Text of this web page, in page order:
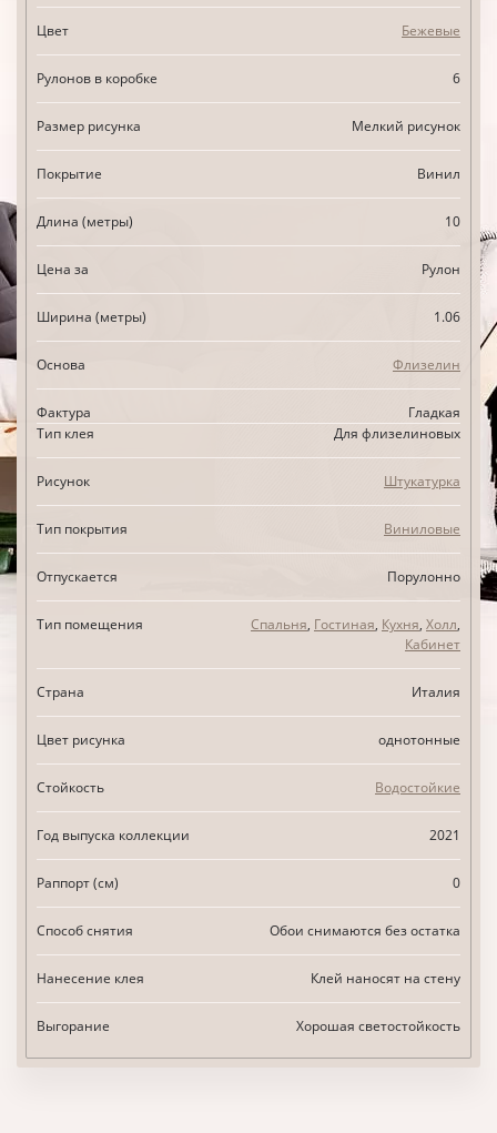
Цвет Бежевые
Рулонов в коробке 6
Размер рисунка Мелкий рисунок
Покрытие Винил
Длина (метры) 10
Цена за Рулон
Ширина (метры) 1.06
Основа Флизелин
Фактура
Гладкая
Тип клея
Для флизелиновых
Рисунок Штукатурка
Тип покрытия Виниловые
Отпускается Порулонно
Тип помещения Спальня, Гостиная, Кухня, Холл,
Кабинет
Страна Италия
Цвет рисунка однотонные
Стойкость Водостойкие
Год выпуска коллекции 2021
Раппорт (см) 0
Способ снятия Обои снимаются без остатка
Нанесение клея Клей наносят на стену
Выгорание Хорошая светостойкость